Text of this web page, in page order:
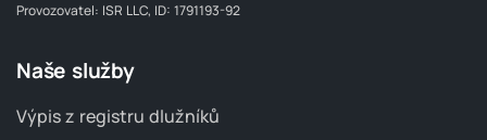
Provozovatel: ISR LLC, ID: 1791193-92
Naše služby
Výpis z registru dlužníků